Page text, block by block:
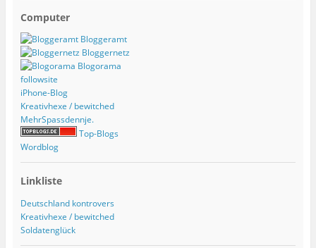
Computer
Bloggeramt
Bloggernetz
Blogorama
followsite
iPhone-Blog
Kreativhexe / bewitched
MehrSpassdennje.
Top-Blogs
Wordblog
Linkliste
Deutschland kontrovers
Kreativhexe / bewitched
Soldatenglück